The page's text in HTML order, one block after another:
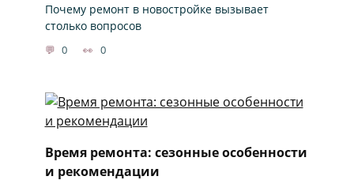
Почему ремонт в новостройке вызывает
столько вопросов
0 0
Время ремонта: сезонные особенности
и рекомендации